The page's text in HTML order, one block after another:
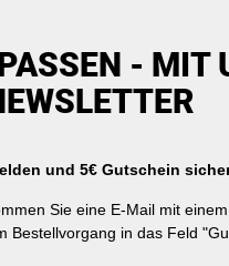
- MIT
und 5€ Gutschein
Sie eine E-Mail mit
Bestellvorgang in das Feld